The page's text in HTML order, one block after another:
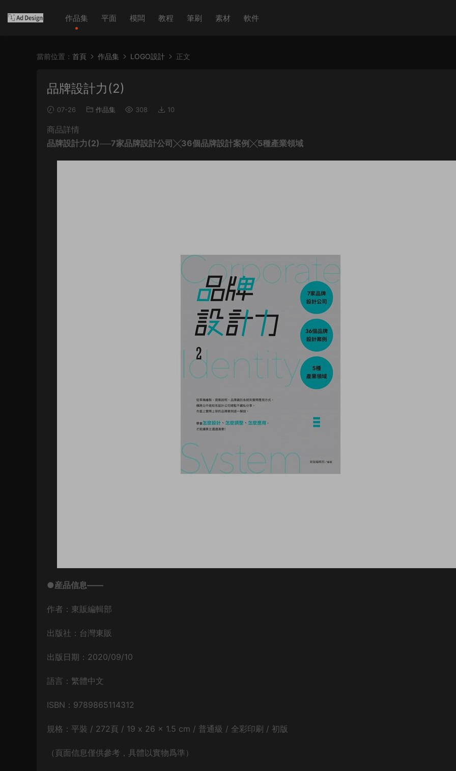
作品集 平面 模闆 教程 筆刷 素材 軟件
當前位置： 首頁 作品集 LOGO設計 正文
品牌設計力(2)
07-26 作品集 308 10
商品詳情
品牌設計力(2)──7家品牌設計公司╳36個品牌設計案例╳5種產業領域
●産品信息——
作者：東販編輯部
出版社：台灣東販
出版日期：2020/09/10
語言：繁體中文
ISBN：9789865114312
規格：平裝 / 272頁 / 19 x 26 x 1.5 cm / 普通級 / 全彩印刷 / 初版
（頁面信息僅供參考，具體以實物爲準）